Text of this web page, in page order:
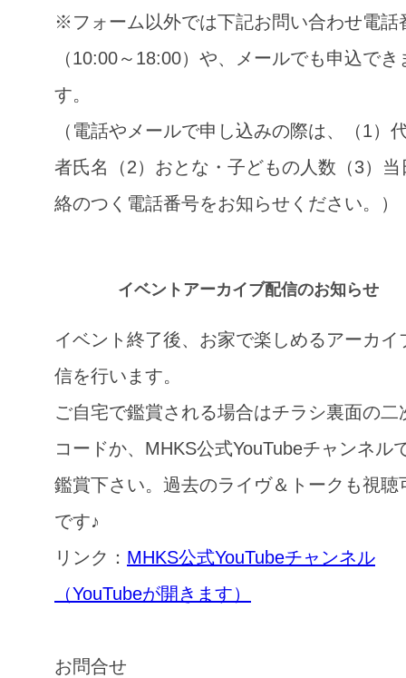
※フォーム以外では下記お問い合わせ電話
（10:00～18:00）や、メールでも申込でき
す。
（電話やメールで申し込みの際は、（1）
者氏名（2）おとな・子どもの人数（3）当
絡のつく電話番号をお知らせください。）
イベントアーカイブ配信のお知らせ
イベント終了後、お家で楽しめるアーカイ
信を行います。
ご自宅で鑑賞される場合はチラシ裏面の二
コードか、MHKS公式YouTubeチャンネル
鑑賞下さい。過去のライヴ＆トークも視聴
です♪
リンク： MHKS公式YouTubeチャンネル
（YouTubeが開きます）
お問合せ